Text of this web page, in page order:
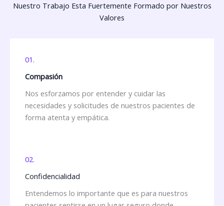
Nuestro Trabajo Esta Fuertemente Formado por Nuestros
Valores
01.
Compasión
Nos esforzamos por entender y cuidar las
necesidades y solicitudes de nuestros pacientes de
forma atenta y empática.
02.
Confidencialidad
Entendemos lo importante que es para nuestros